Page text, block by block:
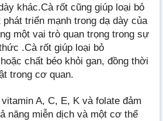
khác.Cà rốt cũng giúp loại bỏ
triển mạnh trong dạ dày của
một vai trò quan trọng trong sự
.Cà rốt giúp loại bỏ
chất béo khỏi gan, đồng thời
trong cơ quan.
A, C, E, K và folate đảm
năng miễn dịch và một cơ thể